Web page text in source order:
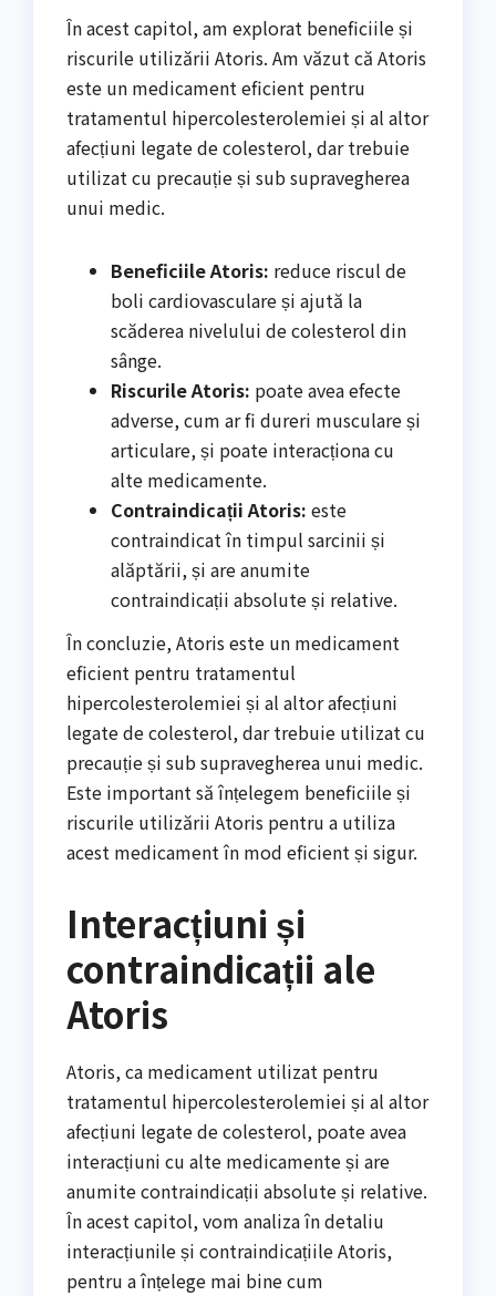
În acest capitol, am explorat beneficiile și
riscurile utilizării Atoris. Am văzut că Atoris
este un medicament eficient pentru
tratamentul hipercolesterolemiei și al altor
afecțiuni legate de colesterol, dar trebuie
utilizat cu precauție și sub supravegherea
unui medic.
Beneficiile Atoris: reduce riscul de
boli cardiovasculare și ajută la
scăderea nivelului de colesterol din
sânge.
Riscurile Atoris: poate avea efecte
adverse, cum ar fi dureri musculare și
articulare, și poate interacționa cu
alte medicamente.
Contraindicații Atoris: este
contraindicat în timpul sarcinii și
alăptării, și are anumite
contraindicații absolute și relative.
În concluzie, Atoris este un medicament
eficient pentru tratamentul
hipercolesterolemiei și al altor afecțiuni
legate de colesterol, dar trebuie utilizat cu
precauție și sub supravegherea unui medic.
Este important să înțelegem beneficiile și
riscurile utilizării Atoris pentru a utiliza
acest medicament în mod eficient și sigur.
Interacțiuni și
contraindicații ale
Atoris
Atoris, ca medicament utilizat pentru
tratamentul hipercolesterolemiei și al altor
afecțiuni legate de colesterol, poate avea
interacțiuni cu alte medicamente și are
anumite contraindicații absolute și relative.
În acest capitol, vom analiza în detaliu
interacțiunile și contraindicațiile Atoris,
pentru a înțelege mai bine cum